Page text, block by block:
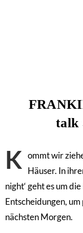
talk
K ommt wir
Häuser. In
night‘ geht es um
Entscheidungen,
nächsten Morgen.